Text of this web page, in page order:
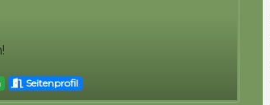
Seitenprofil